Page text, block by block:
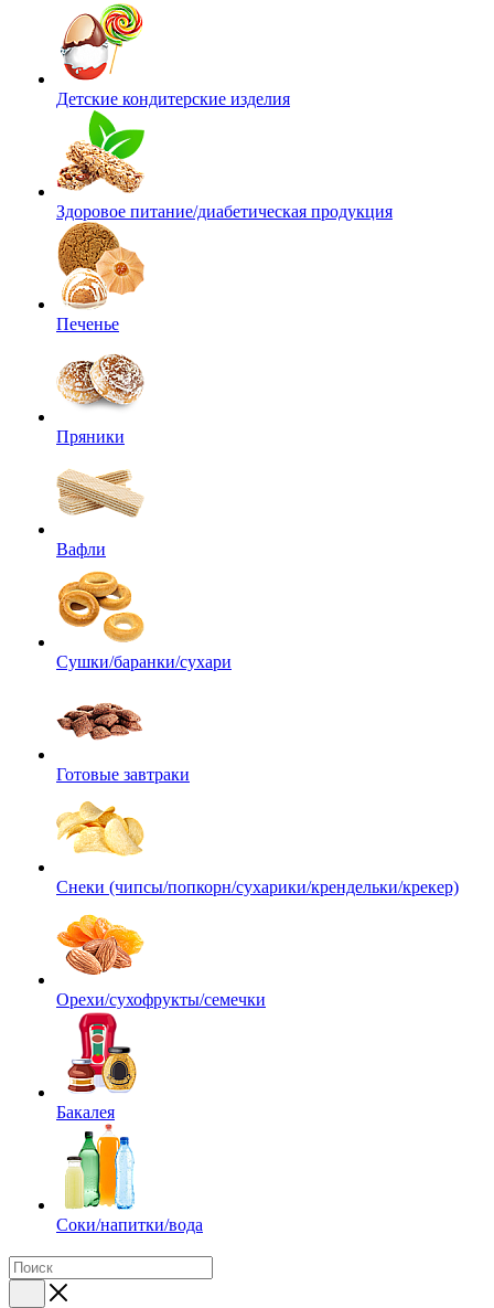
Детские кондитерские изделия
Здоровое питание/диабетическая продукция
Печенье
Пряники
Вафли
Сушки/баранки/сухари
Готовые завтраки
Снеки (чипсы/попкорн/сухарики/крендельки/крекер)
Орехи/сухофрукты/семечки
Бакалея
Соки/напитки/вода